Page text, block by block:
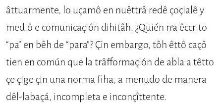
âttuarmente, lo uçamô en nuêttrâ redê çoçialê y
me­diô e comunicaçión dihitâh. ¿Quién n’a êccrito
“pa” en bêh de “para”? Çin embargo, tôh êttô caçô
tien en común que la trâfformaçión de abla a têtto
çe çige çin una norma fiha, a menudo de manera
dêl-labaçá, incompleta e in­conçîttente.